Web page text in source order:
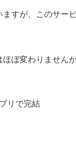
すが、このサー
ぼ変わりません
リで完結